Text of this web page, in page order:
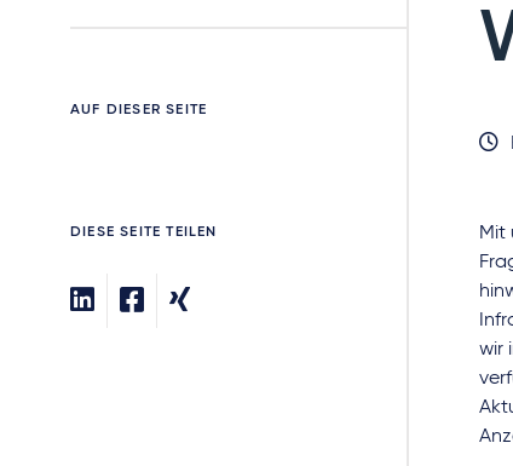
AUF DIESER SEITE
DIESE SEITE TEILEN
Mit
wir